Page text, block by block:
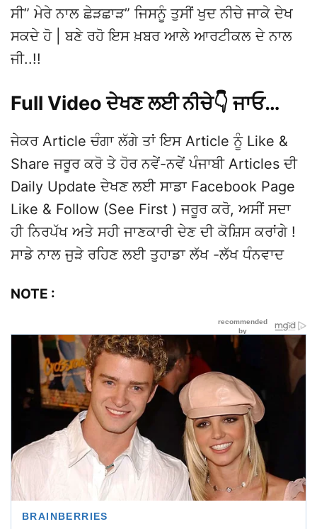
ਸੀ” ਮੇਰੇ ਨਾਲ ਛੇੜਛਾੜ” ਜਿਸਨੂੰ ਤੁਸੀਂ ਖੁਦ ਨੀਚੇ ਜਾਕੇ ਦੇਖ
ਸਕਦੇ ਹੋ | ਬਣੇ ਰਹੋ ਇਸ ਖ਼ਬਰ ਆਲੇ ਆਰਟੀਕਲ ਦੇ ਨਾਲ
ਜੀ..!!
Full Video ਦੇਖਣ ਲਈ ਨੀਚੇ👇 ਜਾਓ…
ਜੇਕਰ Article ਚੰਗਾ ਲੱਗੇ ਤਾਂ ਇਸ Article ਨੂੰ Like &
Share ਜਰੂਰ ਕਰੋ ਤੇ ਹੋਰ ਨਵੇਂ-ਨਵੇਂ ਪੰਜਾਬੀ Articles ਦੀ
Daily Update ਦੇਖਣ ਲਈ ਸਾਡਾ Facebook Page
Like & Follow (See First ) ਜਰੂਰ ਕਰੋ, ਅਸੀਂ ਸਦਾ
ਹੀ ਨਿਰਪੱਖ ਅਤੇ ਸਹੀ ਜਾਣਕਾਰੀ ਦੇਣ ਦੀ ਕੋਸ਼ਿਸ ਕਰਾਂਗੇ !
ਸਾਡੇ ਨਾਲ ਜੁੜੇ ਰਹਿਣ ਲਈ ਤੁਹਾਡਾ ਲੱਖ -ਲੱਖ ਧੰਨਵਾਦ
NOTE :